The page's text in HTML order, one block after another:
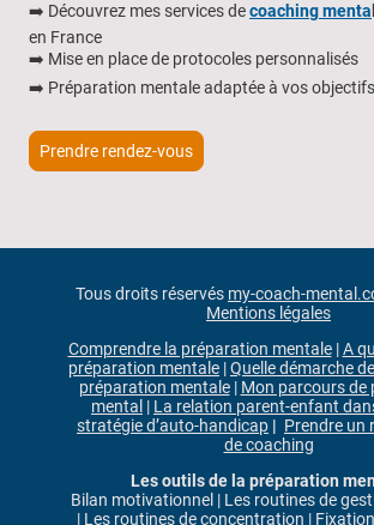
➡️ Découvrez mes services decoaching menta
en France
➡️ Mise en place de protocoles personnalisés
➡️ Préparation mentale adaptée à vos objectifs
Prendre rendez-vous
Tous droits réservés my-coach-
Mentions légales
Comprendre la préparation mentale|A
préparation mentale |Quelle démarche
préparation mentale| Mon parcours de
mental | La relation parent-enfant
stratégie d’auto-handicap | Prendre un
de coaching
Les outils de la préparation
Bilan motivationnel | Les routines de
| Les routines de concentration |